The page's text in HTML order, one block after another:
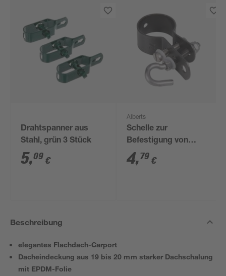
Drahtspanner aus
Stahl, grün 3 Stück
5,09 €
Alberts
Schelle zur
Befestigung von
Geflechtspannstäben
anthrazit Ø 3,4 cm
4,79 €
Beschreibung
elegantes Flachdach-Carport
Dacheindeckung aus 19 bis 20 mm starker Dachschalung
mit EPDM-Folie